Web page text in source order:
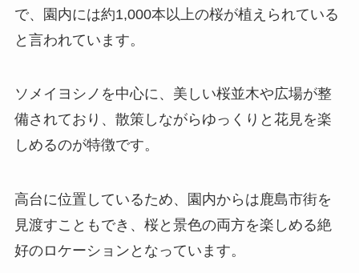
で、園内には約1,000本以上の桜が植えられている
と言われています。
ソメイヨシノを中心に、美しい桜並木や広場が整
備されており、散策しながらゆっくりと花見を楽
しめるのが特徴です。
高台に位置しているため、園内からは鹿島市街を
見渡すこともでき、桜と景色の両方を楽しめる絶
好のロケーションとなっています。